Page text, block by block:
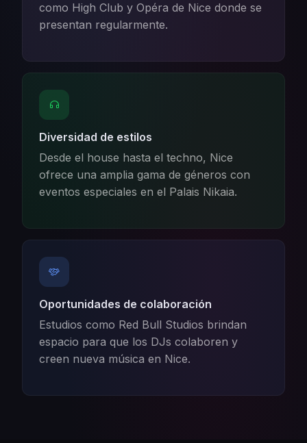
como High Club y Opéra de Nice donde se
presentan regularmente.
Diversidad de estilos
Desde el house hasta el techno, Nice
ofrece una amplia gama de géneros con
eventos especiales en el Palais Nikaia.
Oportunidades de colaboración
Estudios como Red Bull Studios brindan
espacio para que los DJs colaboren y
creen nueva música en Nice.